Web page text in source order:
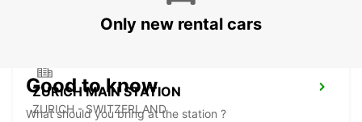
ZURICH MAIN STATION
ZURICH - SWITZERLAND
Only new rental cars
Good to know
What should you bring at the station ?